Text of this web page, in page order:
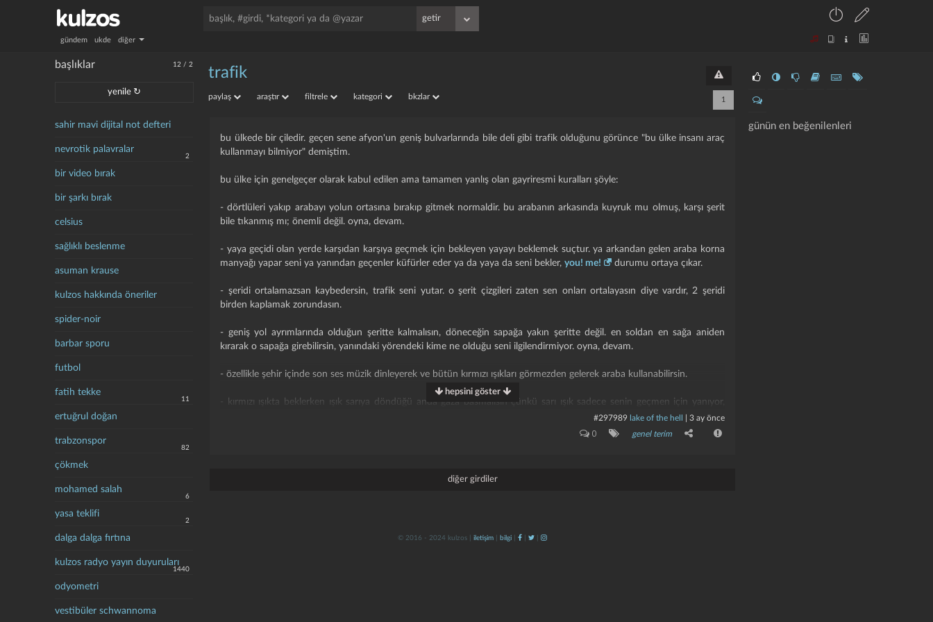
gündem ukde diğer
12 /2
başlıklar
yenile ↻
sahir mavi dijital not defteri
nevrotik palavralar
2
bir video bırak
bir şarkı bırak
celsius
sağlıklı beslenme
asuman krause
kulzos hakkında öneriler
spider-noir
barbar sporu
futbol
fatih tekke
11
ertuğrul doğan
trabzonspor
82
çökmek
mohamed salah
6
yasa teklifi
2
dalga dalga fırtına
kulzos radyo yayın duyuruları
1440
odyometri
vestibüler schwannoma
günün en beğenilenleri
trafik
paylaş araştır filtrele kategori bkzlar 1
bu ülkede bir çiledir. geçen sene afyon'un geniş bulvarlarında bile deli gibi trafik olduğunu görünce "bu ülke insanı araç
kullanmayı bilmiyor" demiştim.
bu ülke için genelgeçer olarak kabul edilen ama tamamen yanlış olan gayriresmi kuralları şöyle:
- dörtlüleri yakıp arabayı yolun ortasına bırakıp gitmek normaldir. bu arabanın arkasında kuyruk mu olmuş, karşı şerit
bile tıkanmış mı; önemli değil. oyna, devam.
- yaya geçidi olan yerde karşıdan karşıya geçmek için bekleyen yayayı beklemek suçtur. ya arkandan gelen araba korna
manyağı yapar seni ya yanından geçenler küfürler eder ya da yaya da seni bekler,you! me! durumu ortaya çıkar.
- şeridi ortalamazsan kaybedersin, trafik seni yutar. o şerit çizgileri zaten sen onları ortalayasın diye vardır, 2 şeridi
birden kaplamak zorundasın.
- geniş yol ayrımlarında olduğun şeritte kalmalısın, döneceğin sapağa yakın şeritte değil. en soldan en sağa aniden
kırarak o sapağa girebilirsin, yanındaki yörendeki kime ne olduğu seni ilgilendirmiyor. oyna, devam.
- özellikle şehir içinde son ses müzik dinleyerek ve bütün kırmızı ışıkları görmezden gelerek araba kullanabilirsin.
- kırmızı ışıkta beklerken ışık sarıya döndüğü anda gaza basmalısın çünkü sarı ışık sadece senin geçmen için yanıyor,
- her türlü yol verme süreçlerinde en çok korna çalan, en çok el kol hareketi yapan ve tabii ki en çok bağıran kazanır ve
hepsini göster
#297989 lake of the hell 3 ay önce
0 genel terim
diğer girdiler
© 2016 - 2024 kulzos | iletişim bilgi